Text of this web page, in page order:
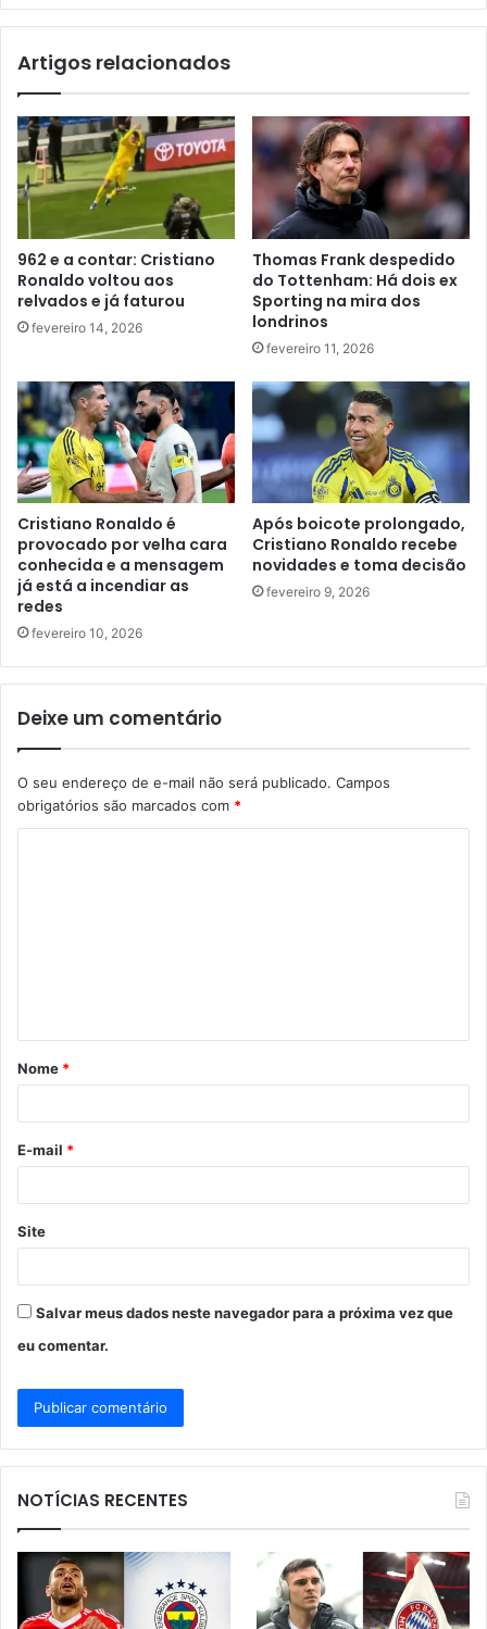
Artigos relacionados
962 e a contar: Cristiano
Ronaldo voltou aos
relvados e já faturou
fevereiro 14, 2026
Thomas Frank despedido
do Tottenham: Há dois ex
Sporting na mira dos
londrinos
fevereiro 11, 2026
Cristiano Ronaldo é
provocado por velha cara
conhecida e a mensagem
já está a incendiar as
redes
fevereiro 10, 2026
Após boicote prolongado,
Cristiano Ronaldo recebe
novidades e toma decisão
fevereiro 9, 2026
Deixe um comentário
O seu endereço de e-mail não será publicado. Campos
obrigatórios são marcados com *
á
r
*
Nome *
E-mail *
Site
Salvar meus dados neste navegador para a próxima vez que
eu comentar.
NOTÍCIAS RECENTES